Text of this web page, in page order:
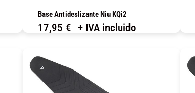
Base Antideslizante Niu KQi2
17,95 € + IVA incluido